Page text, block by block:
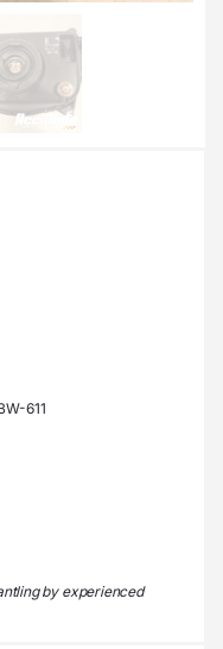
611
by experienced